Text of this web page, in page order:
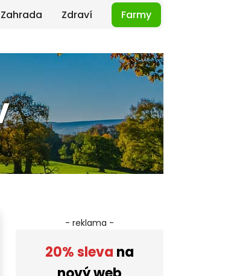
Zahrada Zdraví Farmy
- reklama -
20% sleva na